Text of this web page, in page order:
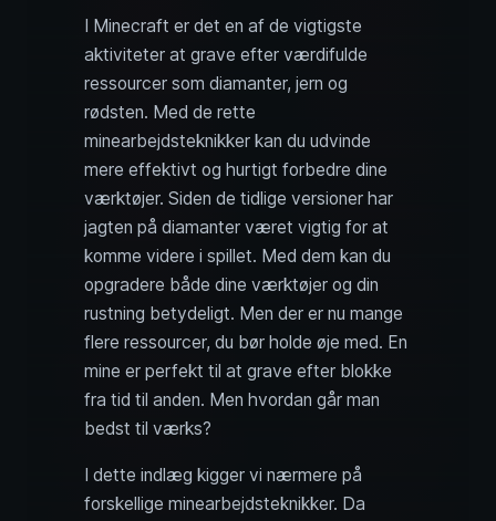
I Minecraft er det en af de vigtigste
aktiviteter at grave efter værdifulde
ressourcer som diamanter, jern og
rødsten. Med de rette
minearbejdsteknikker kan du udvinde
mere effektivt og hurtigt forbedre dine
værktøjer. Siden de tidlige versioner har
jagten på diamanter været vigtig for at
komme videre i spillet. Med dem kan du
opgradere både dine værktøjer og din
rustning betydeligt. Men der er nu mange
flere ressourcer, du bør holde øje med. En
mine er perfekt til at grave efter blokke
fra tid til anden. Men hvordan går man
bedst til værks?
I dette indlæg kigger vi nærmere på
forskellige minearbejdsteknikker. Da